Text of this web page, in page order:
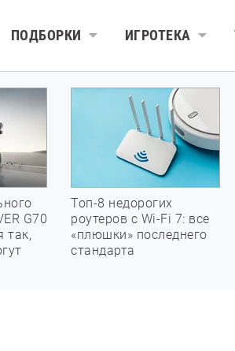
ПОДБОРКИ ИГРОТЕКА
G70
так,
Топ-8 недорогих
роутеров с Wi-Fi 7: все
«плюшки» последнего
стандарта